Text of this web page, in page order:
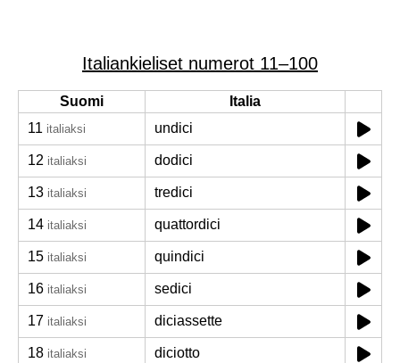
Italiankieliset numerot 11–100
Suomi
Italia
11 italiaksi undici
12 italiaksi dodici
13 italiaksi tredici
14 italiaksi quattordici
15 italiaksi quindici
16 italiaksi sedici
17 italiaksi diciassette
18 italiaksi diciotto